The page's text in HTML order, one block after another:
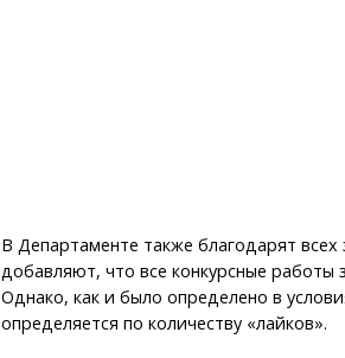
В Департаменте также благодарят всех
добавляют, что все конкурсные работы
Однако, как и было определено в
определяется по количеству «лайков».